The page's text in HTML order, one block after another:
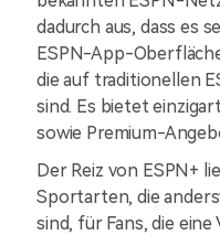
dadurch aus, dass es
ESPN-App-
die auf traditionellen
sind. Es bietet
sowie Premium-
Der Reiz von ESPN+
Sportarten, die
sind, für Fans, die